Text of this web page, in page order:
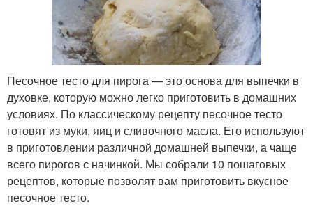
Песочное тесто для пирога — это основа для выпечки в
духовке, которую можно легко приготовить в домашних
условиях. По классическому рецепту песочное тесто
готовят из муки, яиц и сливочного масла. Его используют
в приготовлении различной домашней выпечки, а чаще
всего пирогов с начинкой. Мы собрали 10 пошаговых
рецептов, которые позволят вам приготовить вкусное
песочное тесто.